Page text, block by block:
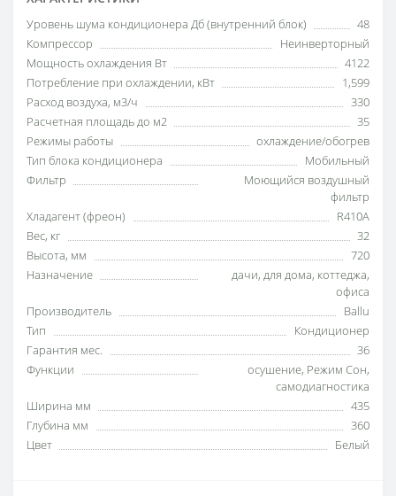
Уровень шума кондиционера Дб (внутренний блок)
48
Компрессор
Неинверторный
Мощность охлаждения Вт
4122
Потребление при охлаждении, кВт
1,599
Расход воздуха, м3/ч
330
Расчетная площадь до м2
35
Режимы работы
охлаждение/обогрев
Тип блока кондиционера
Мобильный
Фильтр
Моющийся воздушный
фильтр
Хладагент (фреон)
R410A
Вес, кг
32
Высота, мм
720
Назначение
дачи, для дома, коттеджа,
офиса
Производитель
Ballu
Тип
Кондиционер
Гарантия мес.
36
Функции
осушение, Режим Сон,
самодиагностика
Ширина мм
435
Глубина мм
360
Цвет
Белый